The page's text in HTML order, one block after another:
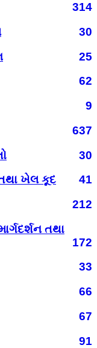
314
30
25
62
9
637
30
ખેલ કૂદ
41
212
તથા
172
33
66
67
91